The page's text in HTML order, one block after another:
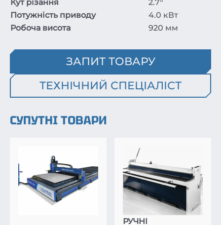
Кут різання
2.7°
Потужність приводу
4.0 кВт
Робоча висота
920 мм
ЗАПИТ ТОВАРУ
ТЕХНІЧНИЙ СПЕЦІАЛІСТ
СУПУТНІ ТОВАРИ
РУЧНІ